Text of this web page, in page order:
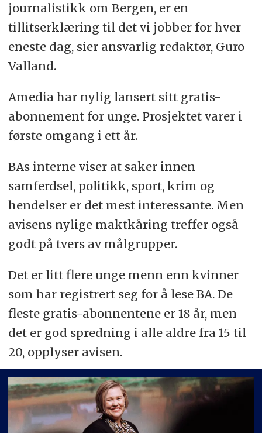
journalistikk om Bergen, er en
tillitserklæring til det vi jobber for hver
eneste dag, sier ansvarlig redaktør, Guro
Valland.
Amedia har nylig lansert sitt gratis-
abonnement for unge. Prosjektet varer i
første omgang i ett år.
BAs interne viser at saker innen
samferdsel, politikk, sport, krim og
hendelser er det mest interessante. Men
avisens nylige maktkåring treffer også
godt på tvers av målgrupper.
Det er litt flere unge menn enn kvinner
som har registrert seg for å lese BA. De
fleste gratis-abonnentene er 18 år, men
det er god spredning i alle aldre fra 15 til
20, opplyser avisen.